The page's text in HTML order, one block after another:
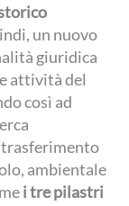
un nuovo
giuridica
attività del
così ad
trasferimento
ambientale
i tre pilastri